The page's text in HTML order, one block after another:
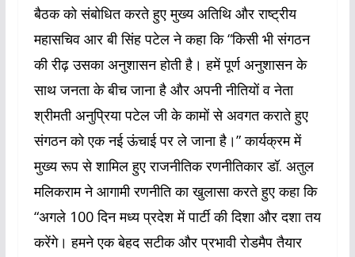
बैठक को संबोधित करते हुए मुख्य अतिथि और राष्ट्रीय
महासचिव आर बी सिंह पटेल ने कहा कि “किसी भी संगठन
की रीढ़ उसका अनुशासन होती है। हमें पूर्ण अनुशासन के
साथ जनता के बीच जाना है और अपनी नीतियों व नेता
श्रीमती अनुप्रिया पटेल जी के कामों से अवगत कराते हुए
संगठन को एक नई ऊंचाई पर ले जाना है।” कार्यक्रम में
मुख्य रूप से शामिल हुए राजनीतिक रणनीतिकार डॉ. अतुल
मलिकराम ने आगामी रणनीति का खुलासा करते हुए कहा कि
“अगले 100 दिन मध्य प्रदेश में पार्टी की दिशा और दशा तय
करेंगे। हमने एक बेहद सटीक और प्रभावी रोडमैप तैयार